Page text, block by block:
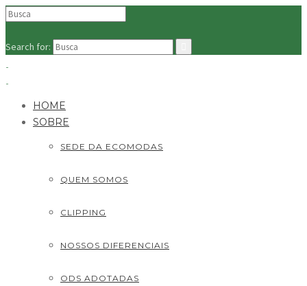
Search for:
HOME
SOBRE
SEDE DA ECOMODAS
QUEM SOMOS
CLIPPING
NOSSOS DIFERENCIAIS
ODS ADOTADAS